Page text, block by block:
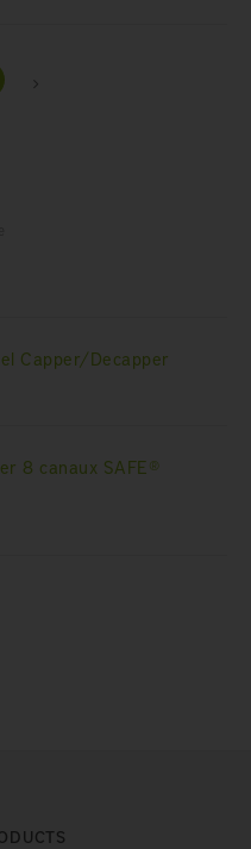
Capper/Decapper
8 canaux SAFE®